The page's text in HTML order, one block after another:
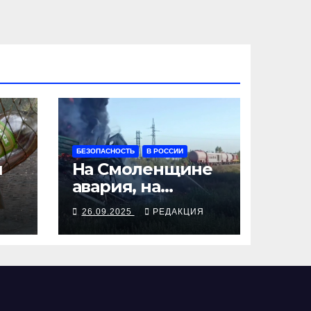
БЕЗОПАСНОСТЬ В РОССИИ
На Смоленщине
авария, на
Псковщине
взрыв
26.09.2025 РЕДАКЦИЯ